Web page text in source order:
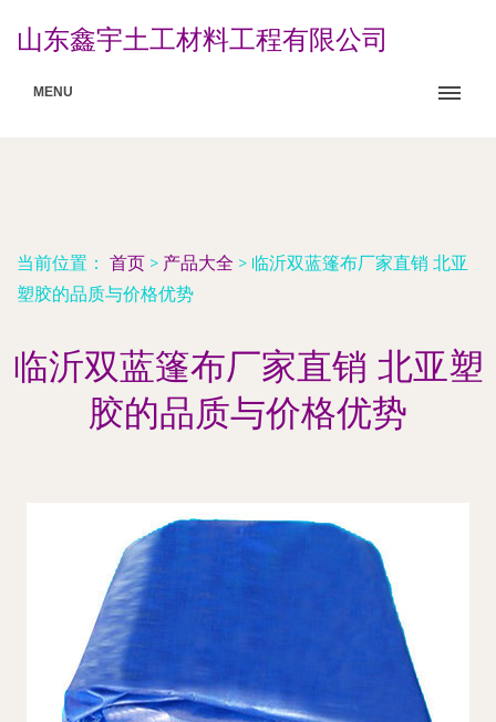
山东鑫宇土工材料工程有限公司
MENU
当前位置： 首页 > 产品大全 > 临沂双蓝篷布厂家直销 北亚
塑胶的品质与价格优势
临沂双蓝篷布厂家直销 北亚塑
胶的品质与价格优势